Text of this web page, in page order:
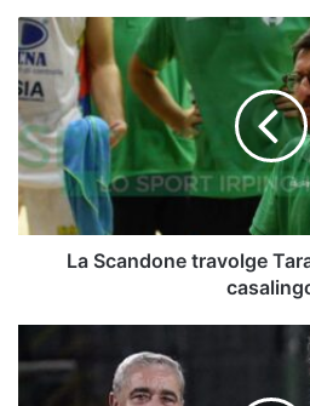
La
Scandone
travolge
Taranto:
primo
squillo
casalingo
La Scandone travolge
D'Agostino:
"Festeggiamo,